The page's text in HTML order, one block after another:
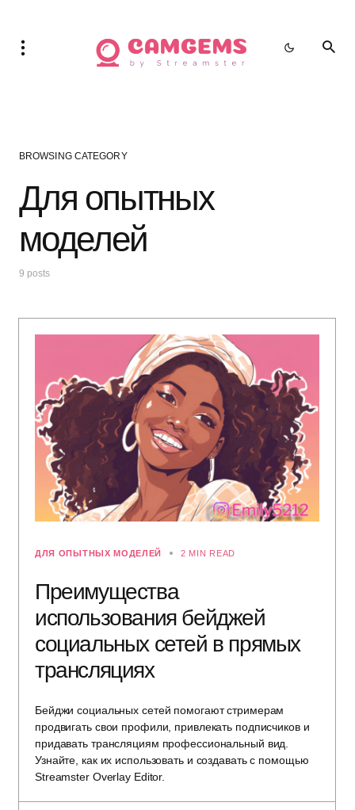
BROWSING CATEGORY
Для опытных
моделей
9 posts
ДЛЯ ОПЫТНЫХ МОДЕЛЕЙ 2 MIN READ
Преимущества
использования бейджей
социальных сетей в прямых
трансляциях
Бейджи социальных сетей помогают стримерам
продвигать свои профили, привлекать подписчиков и
придавать трансляциям профессиональный вид.
Узнайте, как их использовать и создавать с помощью
Streamster Overlay Editor.